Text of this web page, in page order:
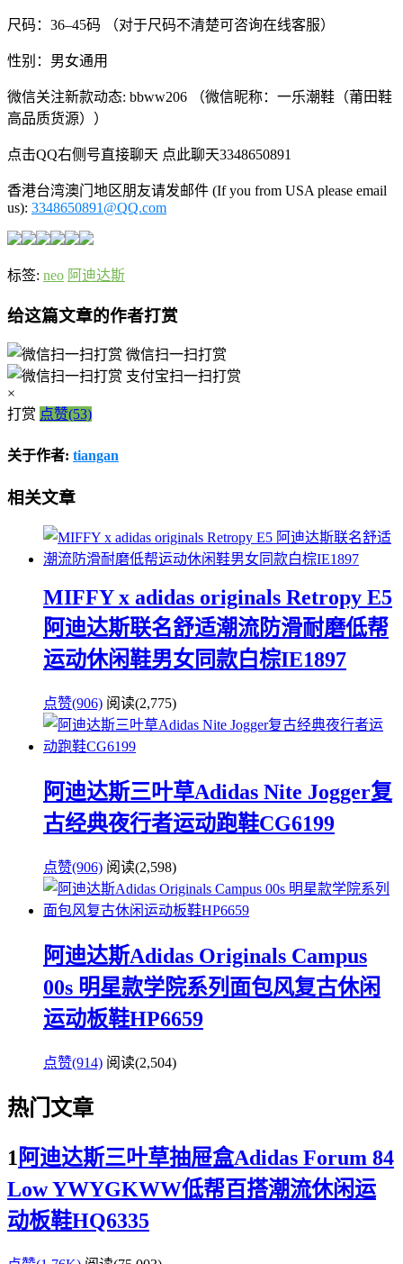
尺码：36–45码 （对于尺码不清楚可咨询在线客服）
性别：男女通用
微信关注新款动态: bbww206 （微信昵称：一乐潮鞋（莆田鞋
高品质货源））
点击QQ右侧号直接聊天 点此聊天3348650891
香港台湾澳门地区朋友请发邮件 (If you from USA please email
us): 3348650891@QQ.com
标签: neo 阿迪达斯
给这篇文章的作者打赏
微信扫一扫打赏
支付宝扫一扫打赏
×
打赏 点赞(53)
关于作者: tiangan
相关文章
MIFFY x adidas originals Retropy E5
阿迪达斯联名舒适潮流防滑耐磨低帮
运动休闲鞋男女同款白棕IE1897
点赞(906) 阅读(2,775)
阿迪达斯三叶草Adidas Nite Jogger复
古经典夜行者运动跑鞋CG6199
点赞(906) 阅读(2,598)
阿迪达斯Adidas Originals Campus
00s 明星款学院系列面包风复古休闲
运动板鞋HP6659
点赞(914) 阅读(2,504)
热门文章
1 阿迪达斯三叶草抽屉盒Adidas Forum 84
Low YWYGKWW低帮百搭潮流休闲运
动板鞋HQ6335